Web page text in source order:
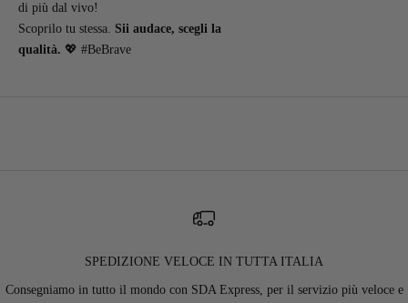
di più dal vivo!
Scoprilo tu stessa. Sii audace, scegli la
qualità. 💖 #BeBrave
SPEDIZIONE VELOCE IN TUTTA ITALIA
Consegniamo in tutto il mondo con SDA Express, per il servizio più veloce e